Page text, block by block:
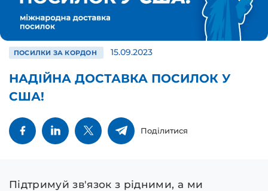
ПОСИЛКИ ЗА КОРДОН 15.09.2023
НАДІЙНА ДОСТАВКА ПОСИЛОК У
США!
Поділитися
Підтримуй зв'язок з рідними, а ми